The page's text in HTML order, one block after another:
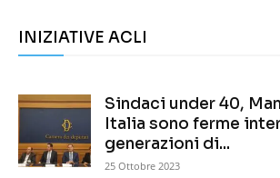
INIZIATIVE ACLI
Sindaci under 40,
Italia sono ferme
generazioni di...
25 Ottobre 2023